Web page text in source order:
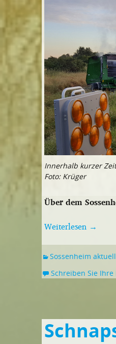
Innerhalb kurzer
Foto: Krüger
Über dem
Weiterlesen →
Sossenheim aktuell
Schreiben Sie